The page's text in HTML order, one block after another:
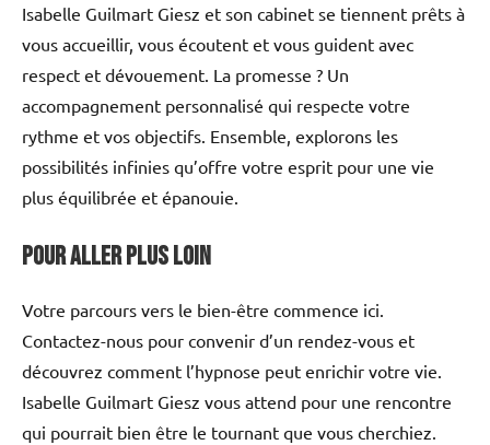
Isabelle Guilmart Giesz et son cabinet se tiennent prêts à
vous accueillir, vous écoutent et vous guident avec
respect et dévouement. La promesse ? Un
accompagnement personnalisé qui respecte votre
rythme et vos objectifs. Ensemble, explorons les
possibilités infinies qu’offre votre esprit pour une vie
plus équilibrée et épanouie.
Pour aller plus loin
Votre parcours vers le bien-être commence ici.
Contactez-nous pour convenir d’un rendez-vous et
découvrez comment l’hypnose peut enrichir votre vie.
Isabelle Guilmart Giesz vous attend pour une rencontre
qui pourrait bien être le tournant que vous cherchiez.